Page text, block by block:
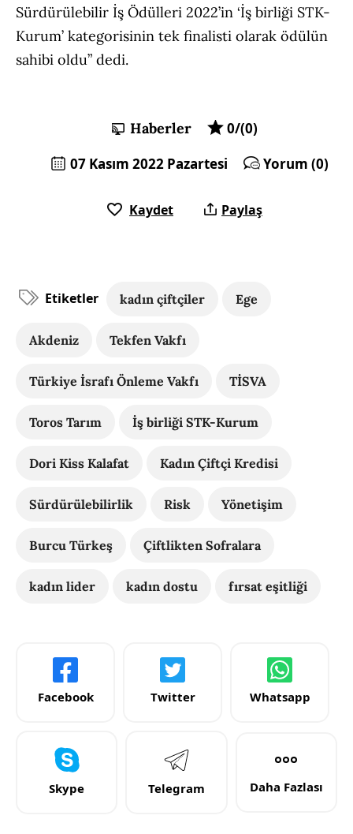
Sürdürülebilir İş Ödülleri 2022’in ‘İş birliği STK-
Kurum’ kategorisinin tek finalisti olarak ödülün
sahibi oldu” dedi.
Haberler
0/(0)
07 Kasım 2022 Pazartesi
Yorum (0)
Kaydet Paylaş
Etiketler kadın çiftçiler Ege
Akdeniz Tekfen Vakfı
Türkiye İsrafı Önleme Vakfı TİSVA
Toros Tarım İş birliği STK-Kurum
Dori Kiss Kalafat Kadın Çiftçi Kredisi
Sürdürülebilirlik Risk Yönetişim
Burcu Türkeş Çiftlikten Sofralara
kadın lider kadın dostu fırsat eşitliği
Facebook Twitter Whatsapp
Skype Telegram Daha Fazlası